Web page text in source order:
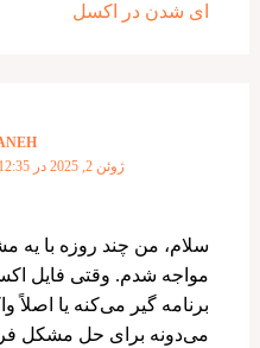
ای شدن در اکسل
ژوئن 2, 2025 در 12:35 ب.ظ
سلام، من چند روزه با یه
مواجه شدم. وقتی فایل
برنامه گیر می‌کنه یا
می‌دونه برای حل مشکل